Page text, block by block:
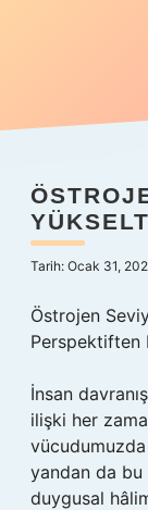
Anasayfa
Politikası
Yasal Uyarı
Tarih: Ocak 31,
Östrojen
Perspektiften
İnsan
ilişki her
yandan da bu
duygusal